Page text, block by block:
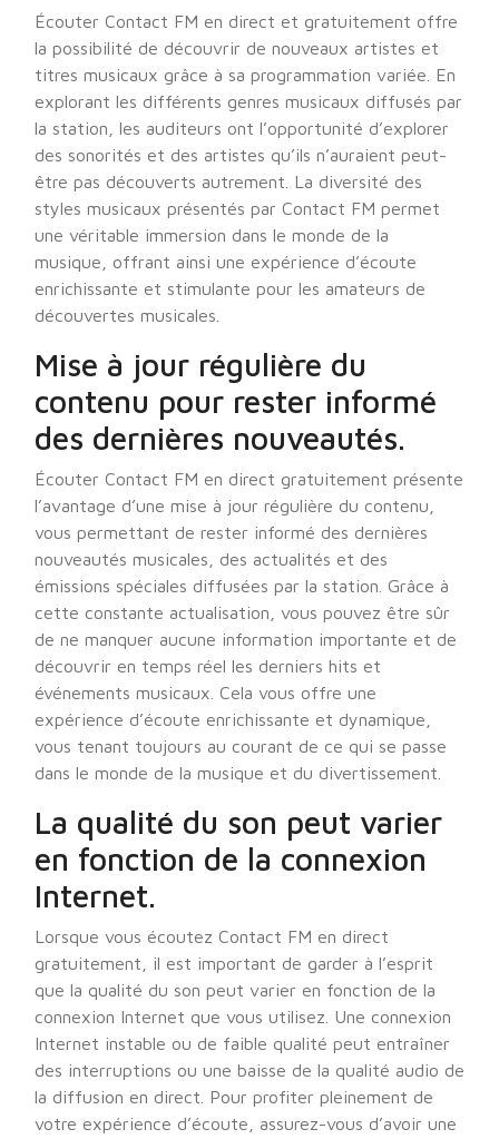
Écouter Contact FM en direct et gratuitement offre
la possibilité de découvrir de nouveaux artistes et
titres musicaux grâce à sa programmation variée. En
explorant les différents genres musicaux diffusés par
la station, les auditeurs ont l’opportunité d’explorer
des sonorités et des artistes qu’ils n’auraient peut-
être pas découverts autrement. La diversité des
styles musicaux présentés par Contact FM permet
une véritable immersion dans le monde de la
musique, offrant ainsi une expérience d’écoute
enrichissante et stimulante pour les amateurs de
découvertes musicales.
Mise à jour régulière du
contenu pour rester informé
des dernières nouveautés.
Écouter Contact FM en direct gratuitement présente
l’avantage d’une mise à jour régulière du contenu,
vous permettant de rester informé des dernières
nouveautés musicales, des actualités et des
émissions spéciales diffusées par la station. Grâce à
cette constante actualisation, vous pouvez être sûr
de ne manquer aucune information importante et de
découvrir en temps réel les derniers hits et
événements musicaux. Cela vous offre une
expérience d’écoute enrichissante et dynamique,
vous tenant toujours au courant de ce qui se passe
dans le monde de la musique et du divertissement.
La qualité du son peut varier
en fonction de la connexion
Internet.
Lorsque vous écoutez Contact FM en direct
gratuitement, il est important de garder à l’esprit
que la qualité du son peut varier en fonction de la
connexion Internet que vous utilisez. Une connexion
Internet instable ou de faible qualité peut entraîner
des interruptions ou une baisse de la qualité audio de
la diffusion en direct. Pour profiter pleinement de
votre expérience d’écoute, assurez-vous d’avoir une